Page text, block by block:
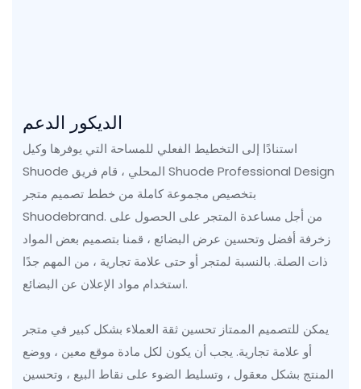
الديكور الدعم
استنادًا إلى التخطيط الفعلي للمساحة التي يوفرها وكيل
Shuode المحلي ، قام فريق Shuode Professional Design
بتخصيص مجموعة كاملة من خطط تصميم متجر
Shuodebrand. من أجل مساعدة المتجر على الحصول على
زخرفة أفضل وتحسين عرض البضائع ، قمنا بتصميم بعض المواد
ذات الصلة. بالنسبة لمتجر أو حتى علامة تجارية ، من المهم جدًا
استخدام مواد الإعلان عن البضائع.
يمكن للتصميم الممتاز تحسين ثقة العملاء بشكل كبير في متجر
أو علامة تجارية. يجب أن يكون لكل مادة موقع معين ، ووضع
المنتج بشكل معقول ، وتسليط الضوء على نقاط البيع ، وتحسين